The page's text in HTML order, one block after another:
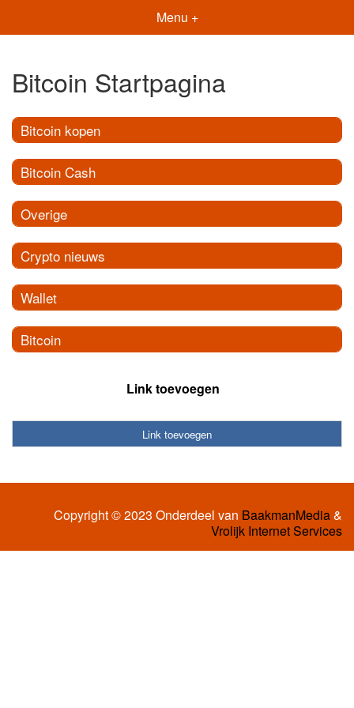
Menu +
Bitcoin Startpagina
Bitcoin kopen
Bitcoin Cash
Overige
Crypto nieuws
Wallet
Bitcoin
Link toevoegen
Link toevoegen
Copyright © 2023 Onderdeel van BaakmanMedia&
Vrolijk Internet Services